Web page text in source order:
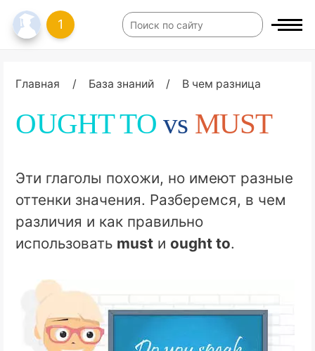
1
Главная / База знаний / В чем разница
OUGHT TO vs MUST
Эти глаголы похожи, но имеют разные
оттенки значения. Разберемся, в чем
различия и как правильно
использовать must иought to.